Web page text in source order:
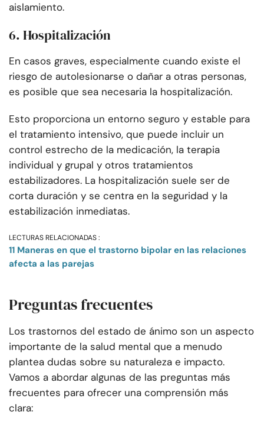
aislamiento.
6. Hospitalización
En casos graves, especialmente cuando existe el
riesgo de autolesionarse o dañar a otras personas,
es posible que sea necesaria la hospitalización.
Esto proporciona un entorno seguro y estable para
el tratamiento intensivo, que puede incluir un
control estrecho de la medicación, la terapia
individual y grupal y otros tratamientos
estabilizadores. La hospitalización suele ser de
corta duración y se centra en la seguridad y la
estabilización inmediatas.
LECTURAS RELACIONADAS :
11 Maneras en que el trastorno bipolar en las relaciones
afecta a las parejas
Preguntas frecuentes
Los trastornos del estado de ánimo son un aspecto
importante de la salud mental que a menudo
plantea dudas sobre su naturaleza e impacto.
Vamos a abordar algunas de las preguntas más
frecuentes para ofrecer una comprensión más
clara: